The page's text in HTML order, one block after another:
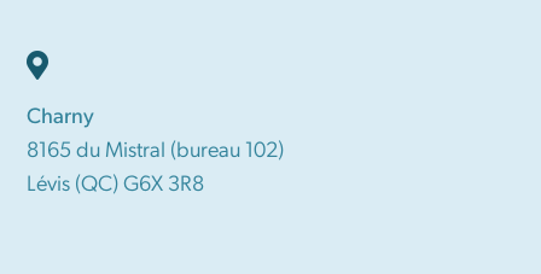
Charny
8165 du Mistral (bureau 102)
Lévis (QC) G6X 3R8